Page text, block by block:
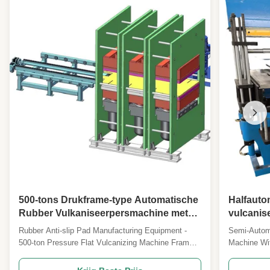
500-tons Drukframe-type Automatische
Rubber Vulkaniseerpersmachine met
Elektrische Verwarming voor Rubber
Warmpersen Vormen
Rubber Anti-slip Pad Manufacturing Equipment -
500-ton Pressure Flat Vulcanizing Machine Frame-
designed for high-volume production of anti-slip
druk en
Semi-
Machine